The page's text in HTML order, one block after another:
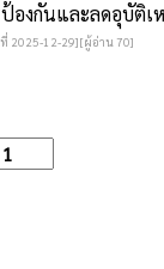
องกันและลดอุบัติเ
2025-12-29][ผู้อ่าน 70]